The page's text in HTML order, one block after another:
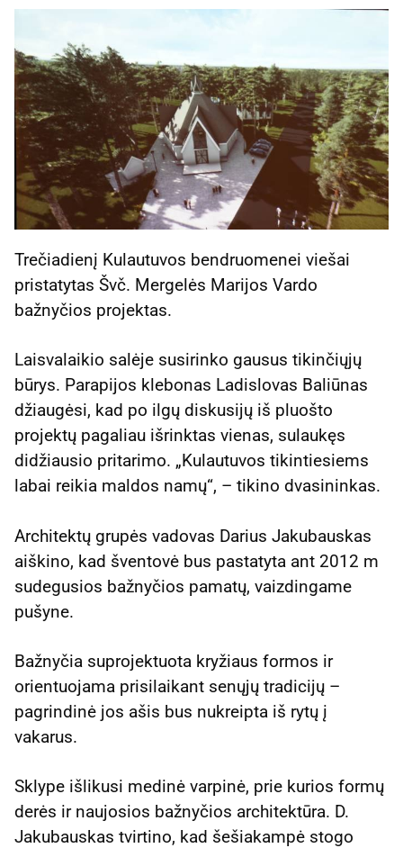
Trečiadienį Kulautuvos bendruomenei viešai
pristatytas Švč. Mergelės Marijos Vardo
bažnyčios projektas.
Laisvalaikio salėje susirinko gausus tikinčiųjų
būrys. Parapijos klebonas Ladislovas Baliūnas
džiaugėsi, kad po ilgų diskusijų iš pluošto
projektų pagaliau išrinktas vienas, sulaukęs
didžiausio pritarimo. „Kulautuvos tikintiesiems
labai reikia maldos namų“, – tikino dvasininkas.
Architektų grupės vadovas Darius Jakubauskas
aiškino, kad šventovė bus pastatyta ant 2012 m
sudegusios bažnyčios pamatų, vaizdingame
pušyne.
Bažnyčia suprojektuota kryžiaus formos ir
orientuojama prisilaikant senųjų tradicijų –
pagrindinė jos ašis bus nukreipta iš rytų į
vakarus.
Sklype išlikusi medinė varpinė, prie kurios formų
derės ir naujosios bažnyčios architektūra. D.
Jakubauskas tvirtino, kad šešiakampė stogo